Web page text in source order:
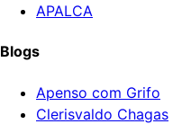
APALCA
Blogs
Apenso com Grifo
Clerisvaldo Chagas